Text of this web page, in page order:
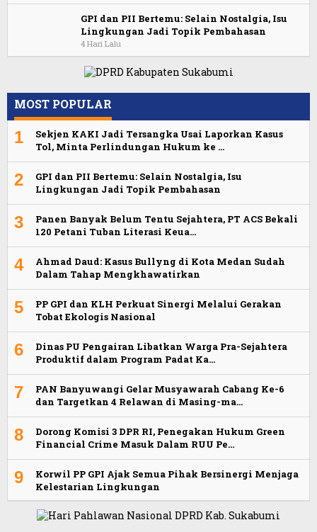
GPI dan PII Bertemu: Selain Nostalgia, Isu
Lingkungan Jadi Topik Pembahasan
4 Hari Lalu
MOST POPULAR
1
Sekjen KAKI Jadi Tersangka Usai Laporkan Kasus
Tol, Minta Perlindungan Hukum ke …
2
GPI dan PII Bertemu: Selain Nostalgia, Isu
Lingkungan Jadi Topik Pembahasan
3
Panen Banyak Belum Tentu Sejahtera, PT ACS Bekali
120 Petani Tuban Literasi Keua…
4
Ahmad Daud: Kasus Bullyng di Kota Medan Sudah
Dalam Tahap Mengkhawatirkan
5
PP GPI dan KLH Perkuat Sinergi Melalui Gerakan
Tobat Ekologis Nasional
6
Dinas PU Pengairan Libatkan Warga Pra-Sejahtera
Produktif dalam Program Padat Ka…
7
PAN Banyuwangi Gelar Musyawarah Cabang Ke-6
dan Targetkan 4 Relawan di Masing-ma…
8
Dorong Komisi 3 DPR RI, Penegakan Hukum Green
Financial Crime Masuk Dalam RUU Pe…
9
Korwil PP GPI Ajak Semua Pihak Bersinergi Menjaga
Kelestarian Lingkungan